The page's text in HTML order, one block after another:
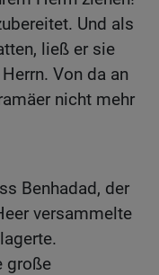
Und als
ließ er sie
Von da an
nicht mehr
Benhadad, der
versammelte
große